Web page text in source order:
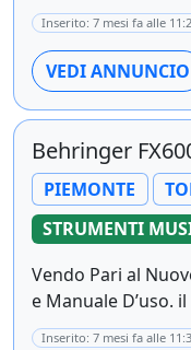
Inserito: 7 mesi fa alle
VEDI ANNUNCIO
Behringer
PIEMONTE
STRUMENTI
Vendo Pari al
e Manuale D’uso. il
Inserito: 7 mesi fa alle